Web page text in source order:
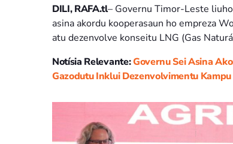
DILI, RAFA.tl– Governu Timor-Leste
asina akordu kooperasaun ho empreza
atu dezenvolve konseitu LNG (Gas
Notísia Relevante:Governu Sei Asina
Gazodutu Inklui Dezenvolvimentu